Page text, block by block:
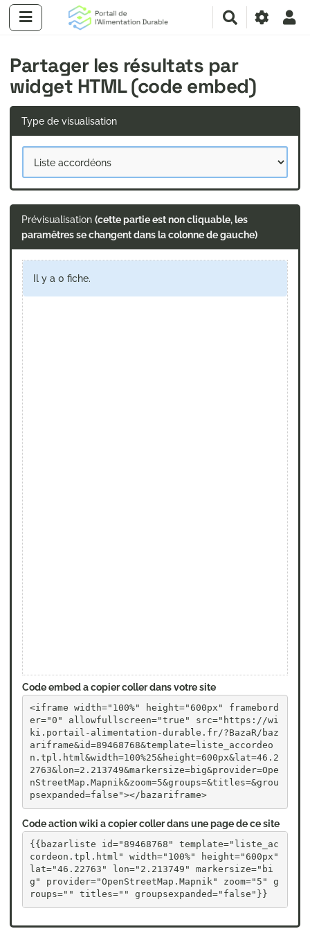
h
r
c
e
r
Partager les résultats par
widget HTML (code embed)
Type de visualisation
Prévisualisation (cette partie est non cliquable, les
paramêtres se changent dans la colonne de gauche)
Code embed a copier coller dans votre site
<iframe width="100%" height="600px" framebord
er="0" allowfullscreen="true" src="https://wi
ki.portail-alimentation-durable.fr/?BazaR/baz
ariframe&id=89468768&template=liste_accordeo
n.tpl.html&width=100%25&height=600px&lat=46.2
2763&lon=2.213749&markersize=big&provider=Ope
nStreetMap.Mapnik&zoom=5&groups=&titles=&grou
psexpanded=false"></bazariframe>
Code action wiki a copier coller dans une page de ce site
{{bazarliste id="89468768" template="liste_ac
cordeon.tpl.html" width="100%" height="600px"
lat="46.22763" lon="2.213749" markersize="bi
g" provider="OpenStreetMap.Mapnik" zoom="5" g
roups="" titles="" groupsexpanded="false"}}